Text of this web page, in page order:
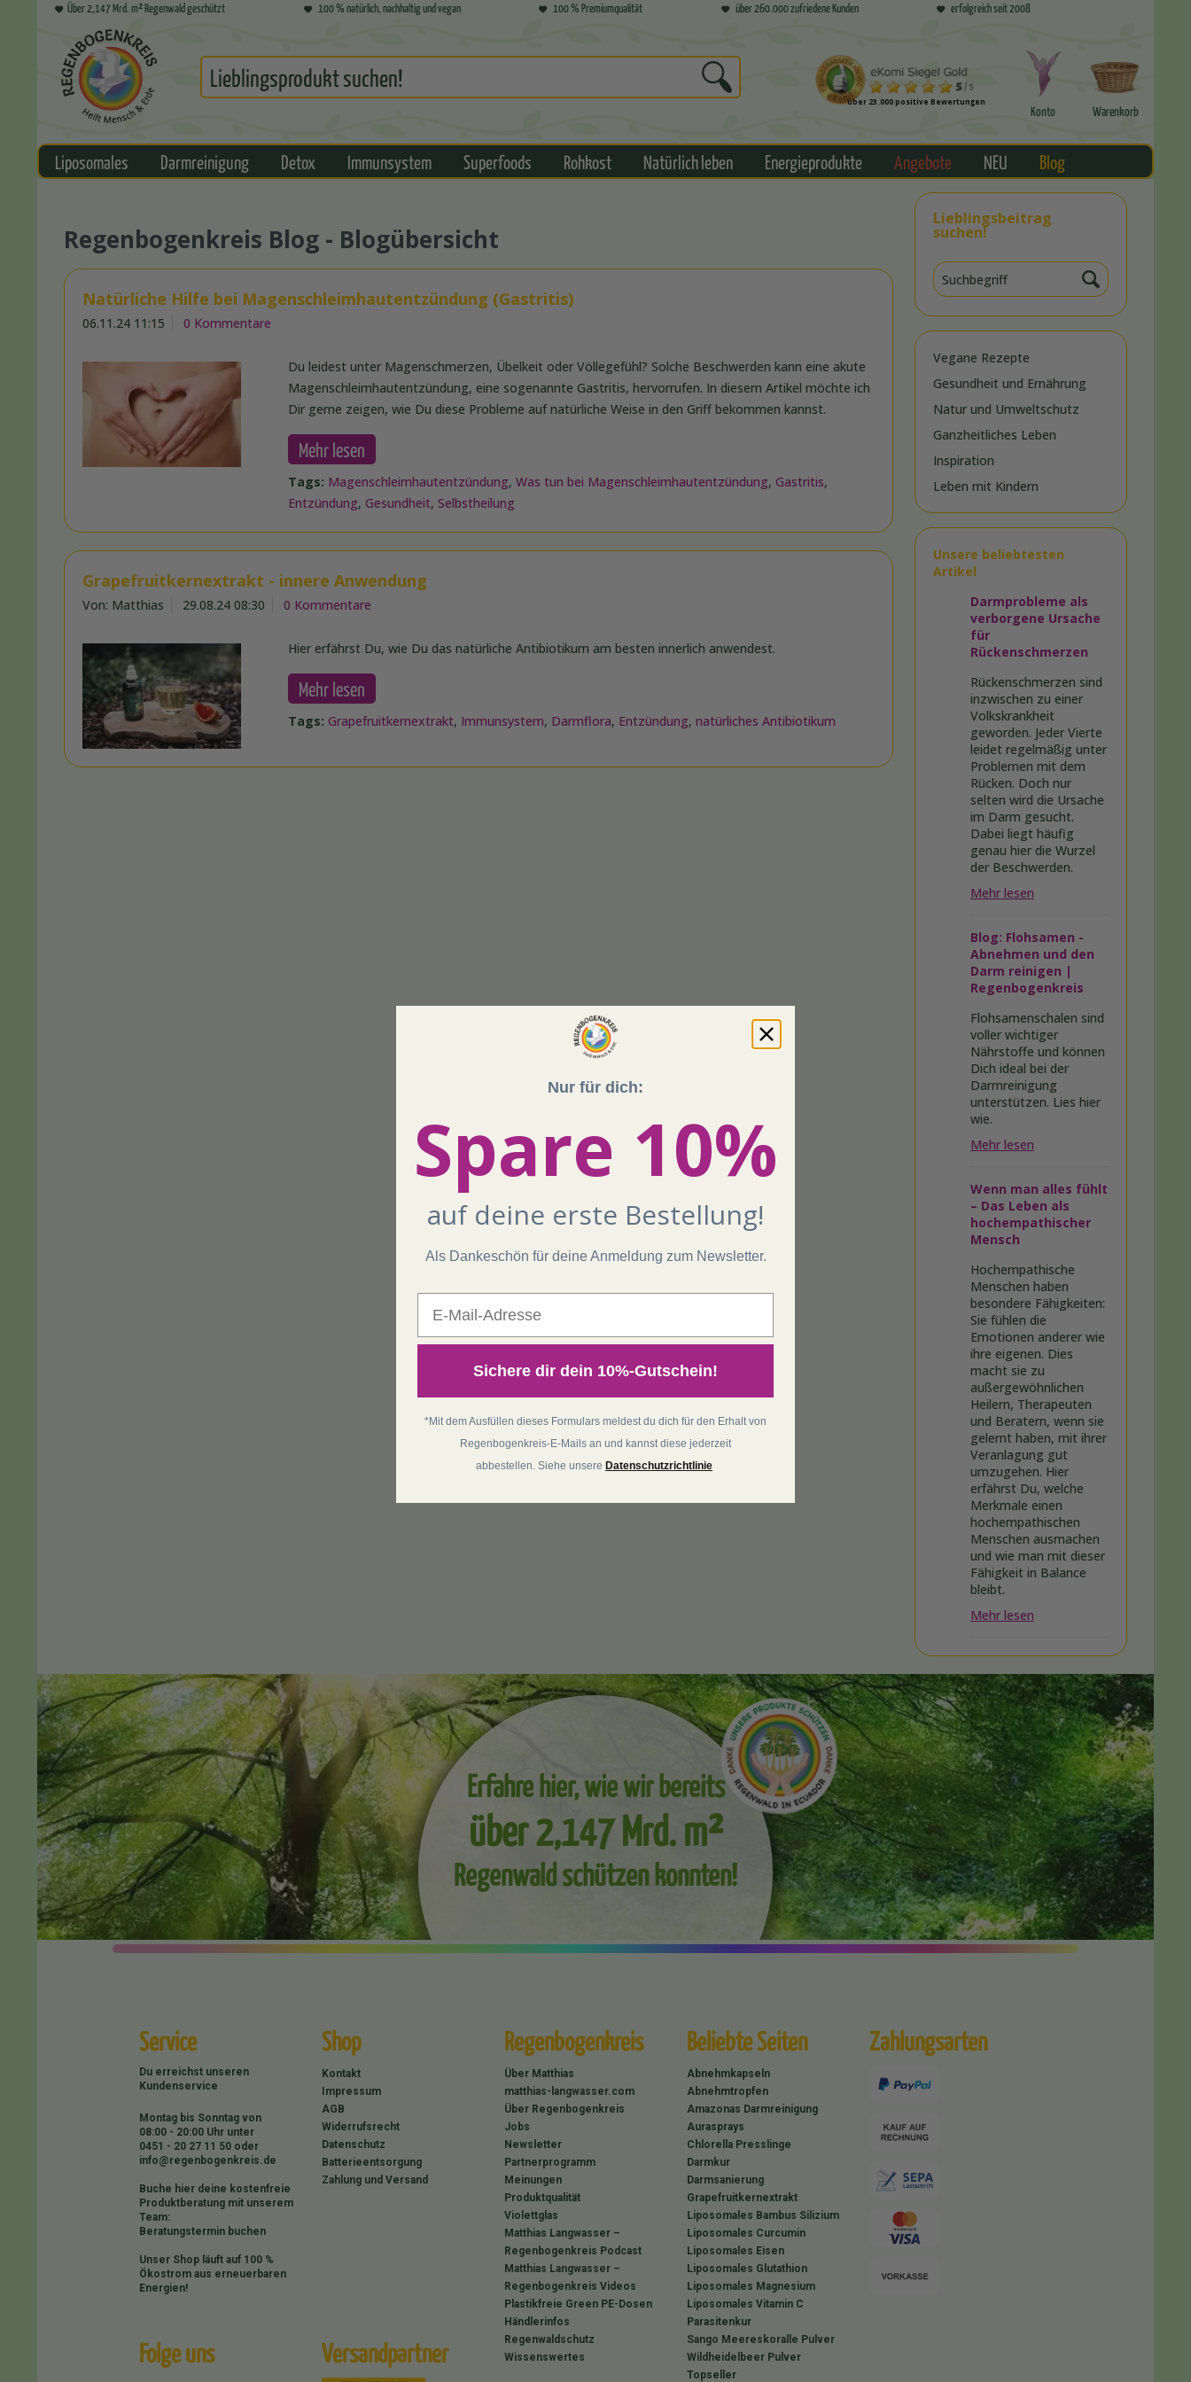
Über 2,147 Mrd. m² Regenwald geschützt 100 % natürlich, nachhaltig und vegan 100 % Premiumqualität über 260.000 zufriedene Kunden erfolgreich seit 2008
über 23.000 positive Bewertungen
Konto Warenkorb
Liposomales Darmreinigung Detox Immunsystem Superfoods Rohkost Natürlich leben Energieprodukte Angebote NEU Blog
Lieblingsbeitrag
suchen!
Vegane Rezepte
Gesundheit und Ernährung
Natur und Umweltschutz
Ganzheitliches Leben
Inspiration
Leben mit Kindern
Unsere beliebtesten
Artikel
Darmprobleme als
verborgene Ursache
für
Rückenschmerzen
Rückenschmerzen sind
inzwischen zu einer
Volkskrankheit
geworden. Jeder Vierte
leidet regelmäßig unter
Problemen mit dem
Rücken. Doch nur
selten wird die Ursache
im Darm gesucht.
Dabei liegt häufig
genau hier die Wurzel
der Beschwerden.
Mehr lesen
Blog: Flohsamen -
Abnehmen und den
Darm reinigen |
Regenbogenkreis
Flohsamenschalen sind
voller wichtiger
Nährstoffe und können
Dich ideal bei der
Darmreinigung
unterstützen. Lies hier
wie.
Mehr lesen
Wenn man alles fühlt
– Das Leben als
hochempathischer
Mensch
Hochempathische
Menschen haben
besondere Fähigkeiten:
Sie fühlen die
Emotionen anderer wie
ihre eigenen. Dies
macht sie zu
außergewöhnlichen
Heilern, Therapeuten
und Beratern, wenn sie
gelernt haben, mit ihrer
Veranlagung gut
umzugehen. Hier
erfährst Du, welche
Merkmale einen
hochempathischen
Menschen ausmachen
und wie man mit dieser
Fähigkeit in Balance
bleibt.
Mehr lesen
Regenbogenkreis Blog - Blogübersicht
Natürliche Hilfe bei Magenschleimhautentzündung (Gastritis)
06.11.24 11:15 0 Kommentare
Du leidest unter Magenschmerzen, Übelkeit oder Völlegefühl? Solche Beschwerden kann eine akute
Magenschleimhautentzündung, eine sogenannte Gastritis, hervorrufen. In diesem Artikel möchte ich
Dir gerne zeigen, wie Du diese Probleme auf natürliche Weise in den Griff bekommen kannst.
Mehr lesen
Tags: Magenschleimhautentzündung,Was tun bei Magenschleimhautentzündung,Gastritis,
Entzündung,Gesundheit,Selbstheilung
Grapefruitkernextrakt - innere Anwendung
Von: Matthias 29.08.24 08:30 0 Kommentare
Hier erfährst Du, wie Du das natürliche Antibiotikum am besten innerlich anwendest.
Mehr lesen
Tags: Grapefruitkernextrakt, Immunsystem, Darmflora, Entzündung,natürliches Antibiotikum
Erfahre hier, wie wir bereits
über 2,147 Mrd. m²
Regenwald schützen konnten!
Service
Du erreichst unseren
Kundenservice
Montag bis Sonntag von
08:00 - 20:00 Uhr unter
0451 - 20 27 11 50 oder
info@regenbogenkreis.de
Buche hier deine kostenfreie
Produktberatung mit unserem
Team:
Beratungstermin buchen
Unser Shop läuft auf 100 %
Ökostrom aus erneuerbaren
Energien!
Shop
Kontakt
Impressum
AGB
Widerrufsrecht
Datenschutz
Batterieentsorgung
Zahlung und Versand
Regenbogenkreis
Über Matthias
matthias-langwasser.com
Über Regenbogenkreis
Jobs
Newsletter
Partnerprogramm
Meinungen
Produktqualität
Violettglas
Matthias Langwasser –
Regenbogenkreis Podcast
Matthias Langwasser –
Regenbogenkreis Videos
Plastikfreie Green PE-Dosen
Händlerinfos
Regenwaldschutz
Wissenswertes
Beliebte Seiten
Abnehmkapseln
Abnehmtropfen
Amazonas Darmreinigung
Aurasprays
Chlorella Presslinge
Darmkur
Darmsanierung
Grapefruitkernextrakt
Liposomales Bambus Silizium
Liposomales Curcumin
Liposomales Eisen
Liposomales Glutathion
Liposomales Magnesium
Liposomales Vitamin C
Parasitenkur
Sango Meereskoralle Pulver
Wildheidelbeer Pulver
Topseller
Zahlungsarten
Folge uns Versandpartner
Nur für dich:
Spare 10%
auf deine erste Bestellung!
Als Dankeschön für deine Anmeldung zum Newsletter.
Sichere dir dein 10%-Gutschein!
*Mit dem Ausfüllen dieses Formulars meldest du dich für den Erhalt von
Regenbogenkreis-E-Mails an und kannst diese jederzeit
abbestellen. Siehe unsere Datenschutzrichtlinie